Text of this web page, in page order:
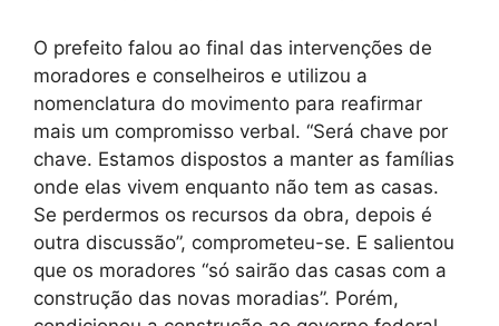
O prefeito falou ao final das intervenções de
moradores e conselheiros e utilizou a
nomenclatura do movimento para reafirmar
mais um compromisso verbal. “Será chave por
chave. Estamos dispostos a manter as famílias
onde elas vivem enquanto não tem as casas.
Se perdermos os recursos da obra, depois é
outra discussão”, comprometeu-se. E salientou
que os moradores “só sairão das casas com a
construção das novas moradias”. Porém,